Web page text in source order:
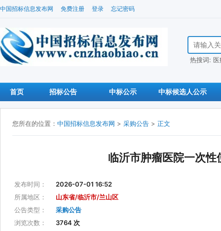
中国招标信息发布网 免费注册 登录 忘记密码
搜索招标信
热搜词:
首页 招标公告 中标公示 中标候选人公示
您所在的位置： 中国招标信息发布网 > 采购公告 > 正文
临沂市肿瘤医院一次
发布时间：
2026-07-01 16:52
所属地区：
山东省/临沂市/兰山区
公告类型：
采购公告
浏览次数：
3764 次